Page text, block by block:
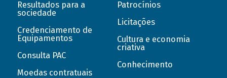
Resultados para a
sociedade
Credenciamento de
Equipamentos
Consulta PAC
Moedas contratuais
Patrocínios
Licitações
Cultura e economia
criativa
Conhecimento